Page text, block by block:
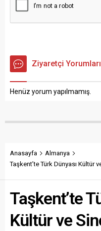
Ziyaretçi
Henüz yorum yapılmamış.
Anasayfa
Almanya
Taşkent’te Türk Dünyası Kültür
Taşkent’te
Kültür ve